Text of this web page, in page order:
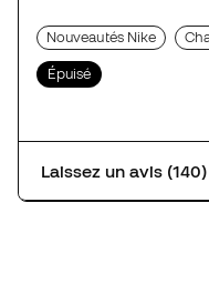
Nouveautés Nike
Épuisé
Laissez un avis (140)